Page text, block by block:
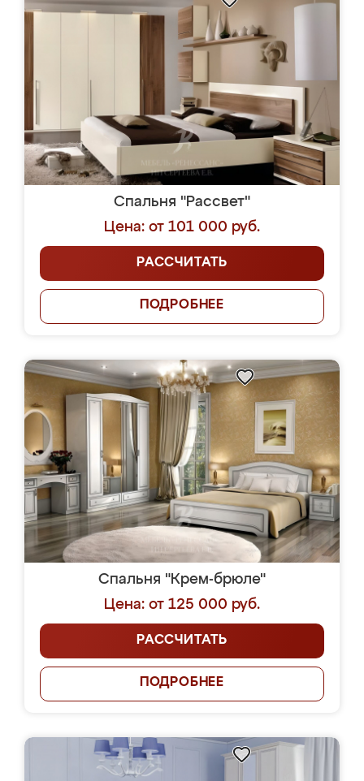
Спальня "Рассвет"
Цена: от 101 000 руб.
РАССЧИТАТЬ
ПОДРОБНЕЕ
Спальня "Крем-брюле"
Цена: от 125 000 руб.
РАССЧИТАТЬ
ПОДРОБНЕЕ